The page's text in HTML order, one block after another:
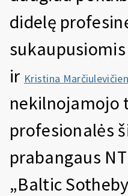
didelę
sukaupusiomis
ir Kristina
nekilnojamojo
profesionalės
prabangaus
„Baltic